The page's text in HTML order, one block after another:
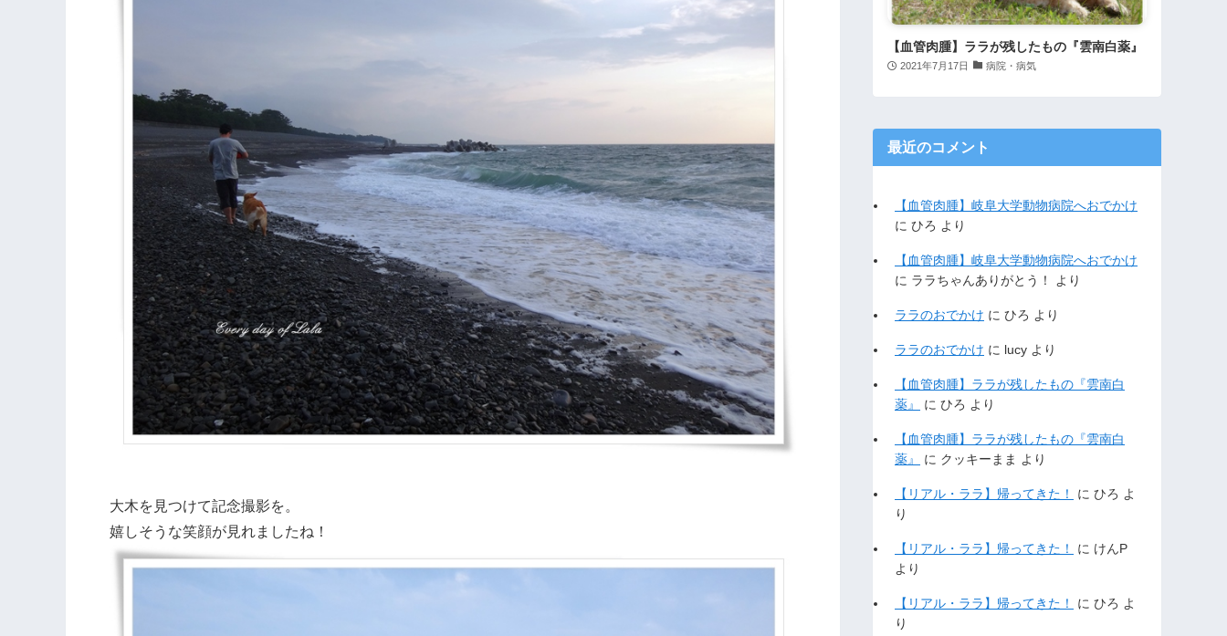
大木を見つけて記念撮影を。
嬉しそうな笑顔が見れましたね！
【血管肉腫】ララが残したもの『雲南白薬』
2021年7月17日 病院・病気
最近のコメント
【血管肉腫】岐阜大学動物病院へおでかけ
に ひろ より
【血管肉腫】岐阜大学動物病院へおでかけ
に ララちゃんありがとう！ より
ララのおでかけ に ひろ より
ララのおでかけ に lucy より
【血管肉腫】ララが残したもの『雲南白
薬』
に ひろ より
【血管肉腫】ララが残したもの『雲南白
薬』
に クッキーまま より
【リアル・ララ】帰ってきた！ に ひろ よ
り
【リアル・ララ】帰ってきた！ に けんP
より
【リアル・ララ】帰ってきた！ に ひろ よ
り